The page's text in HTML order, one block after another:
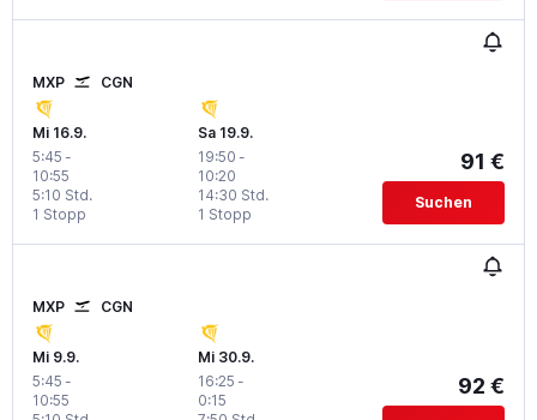
MXP CGN
Mi 16.9.
5:45 -
10:55
1 Stopp
5:10 Std.
Sa 19.9.
19:50 -
10:20
1 Stopp
14:30 Std.
91 €
Suchen
MXP CGN
Mi 9.9.
5:45 -
10:55
Mi 30.9.
16:25 -
0:15
92 €